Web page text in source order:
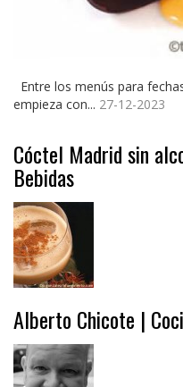
Entre los menús para
empieza con... 27-12-2023
Cóctel Madrid sin
Bebidas
Alberto Chicote |